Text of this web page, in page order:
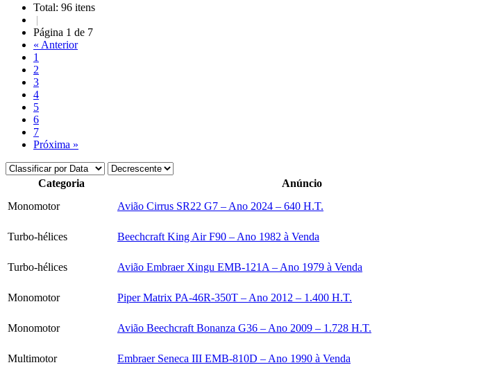
Total: 96 itens
|
Página 1 de 7
« Anterior
1
2
3
4
5
6
7
Próxima »
Categoria Anúncio
Monomotor
Avião Cirrus SR22 G7 – Ano 2024 – 640 H.T.
Turbo-hélices Beechcraft King Air F90 – Ano 1982 à Venda
Turbo-hélices Avião Embraer Xingu EMB-121A – Ano 1979 à Venda
Monomotor Piper Matrix PA-46R-350T – Ano 2012 – 1.400 H.T.
Monomotor Avião Beechcraft Bonanza G36 – Ano 2009 – 1.728 H.T.
Multimotor Embraer Seneca III EMB-810D – Ano 1990 à Venda